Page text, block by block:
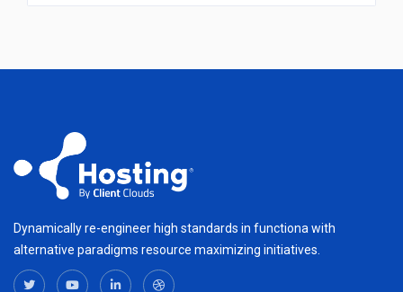
Dynamically re-engineer high standards in functiona with
alternative paradigms resource maximizing initiatives.